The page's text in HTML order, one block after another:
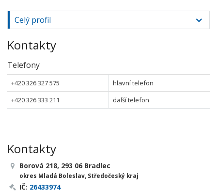
Celý profil
Kontakty
Telefony
+420 326 327 575
hlavní telefon
+420 326 333 211
další telefon
Kontakty
Borová 218, 293 06 Bradlec
okres Mladá Boleslav, Středočeský kraj
IČ: 26433974